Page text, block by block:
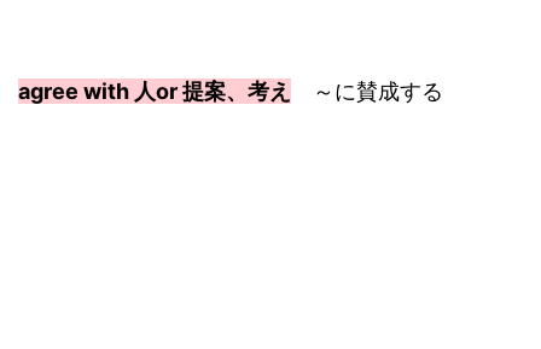
agree with 人or 提案、考え ～に賛成する